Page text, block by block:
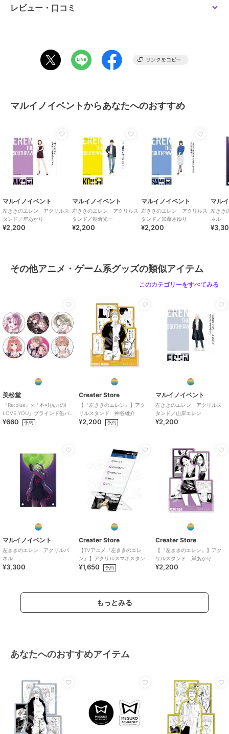
パッケージ破損を理由とした商品の返品・交換およびパッケージ部分
この商品は、不良品のみ返品を承ります
すべてのその他アニメ・ゲーム系
カラー ０９
サイズ
素材
アクリル
レビュー・口コミ
マルイノイベントからあなたへのおすすめ
マルイノイベント
左ききのエレン アクリルス
タンド／岸あかり
¥2,200
マルイノイベント
左ききのエレン アクリルス
タンド／朝倉光一
¥2,200
マルイノイベント
左ききのエレン アクリルス
タンド／加藤さゆり
¥2,200
マル
左きき
ネル
その他アニメ・ゲーム系グッズの類似アイテム
このカテゴリーをすべてみる
美松堂
『Re:blue』×『不可抗力のI
LOVE YOU』ブラインド缶バ
ッジ（全6種）
¥660 予約
Creater Store
【『左ききのエレン』】アク
リルスタンド 神谷雄介
¥2,200 予約
マルイノイベント
左ききのエレン アクリルス
タンド／山岸エレン
¥2,200
マルイノイベント
左ききのエレン アクリルパ
ネル
¥3,300
Creater Store
【TVアニメ『左ききのエレ
ン』】アクリルスマホスタン
ド 神谷雄介
¥1,650 予約
Creater Store
【『左ききのエレン』】アク
リルスタンド 岸あかり
¥2,200
もっとみる
あなたへのおすすめアイテム